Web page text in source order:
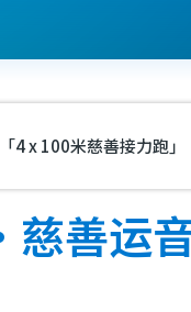
x 100米慈善接力跑」
善运